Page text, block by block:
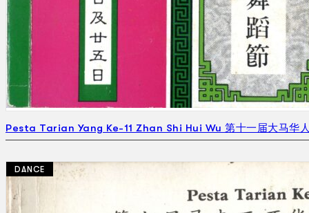
Pesta Tarian Yang Ke-11 Zhan Shi Hui Wu 第十一届大马华
DANCE